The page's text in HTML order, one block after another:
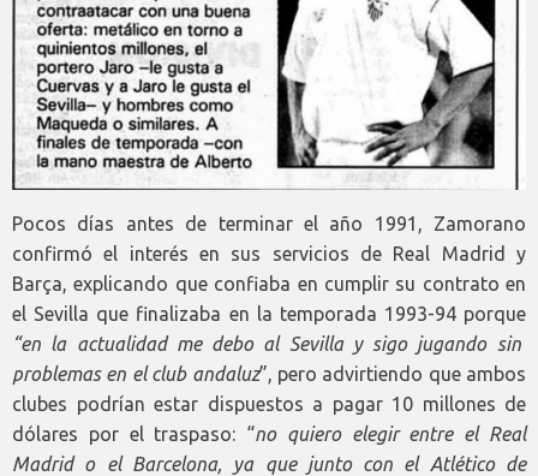
Pocos días antes de terminar el año 1991, Zamorano
confirmó el interés en sus servicios de Real Madrid y
Barça, explicando que confiaba en cumplir su contrato en
el Sevilla que finalizaba en la temporada 1993-94 porque
“en la actualidad me debo al Sevilla y sigo jugando sin
problemas en el club andaluz”, pero advirtiendo que ambos
clubes podrían estar dispuestos a pagar 10 millones de
dólares por el traspaso: “no quiero elegir entre el Real
Madrid o el Barcelona, ya que junto con el Atlético de